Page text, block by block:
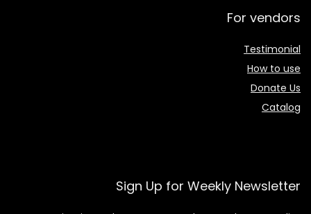
For vendors
Testimonial
How to use
Donate Us
Catalog
Sign Up for Weekly Newsletter